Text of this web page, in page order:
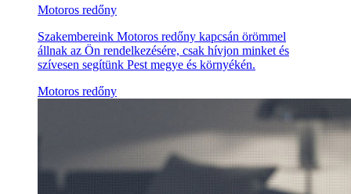
Motoros redőny
Szakembereink Motoros redőny kapcsán örömmel
állnak az Ön rendelkezésére, csak hívjon minket és
szívesen segítünk Pest megye és környékén.
Motoros redőny